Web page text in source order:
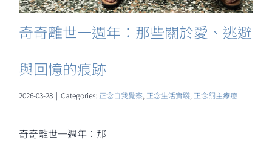
奇奇離世一週年：那些關於愛、逃避
與回憶的痕跡
2026-03-28 | Categories: 正念自我覺察 正念生活實踐 正念飼主療癒
奇奇離世一週年：那